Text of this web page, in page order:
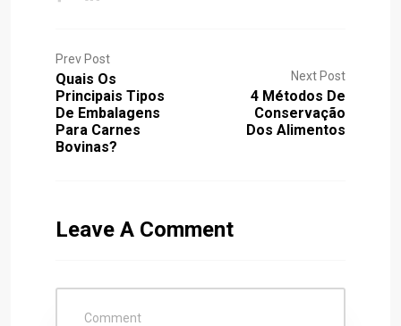
Prev Post
Quais Os
Principais Tipos
De Embalagens
Para Carnes
Bovinas?
Next Post
4 Métodos De
Conservação
Dos Alimentos
Leave A Comment